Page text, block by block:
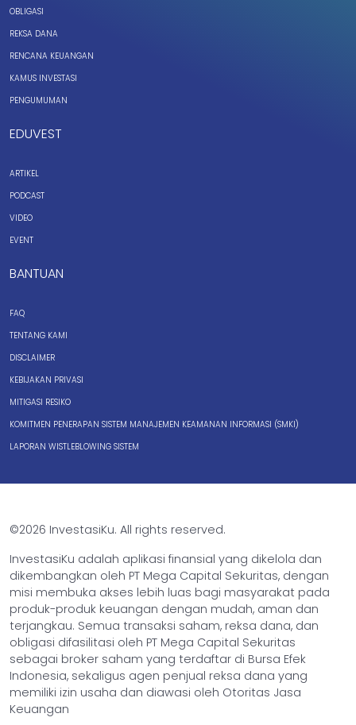
OBLIGASI
REKSA DANA
RENCANA KEUANGAN
KAMUS INVESTASI
PENGUMUMAN
EDUVEST
ARTIKEL
PODCAST
VIDEO
EVENT
BANTUAN
FAQ
TENTANG KAMI
DISCLAIMER
KEBIJAKAN PRIVASI
MITIGASI RESIKO
KOMITMEN PENERAPAN SISTEM MANAJEMEN KEAMANAN INFORMASI (SMKI)
LAPORAN WISTLEBLOWING SISTEM
©2026 InvestasiKu. All rights reserved.
InvestasiKu adalah aplikasi finansial yang dikelola dan
dikembangkan oleh PT Mega Capital Sekuritas, dengan
misi membuka akses lebih luas bagi masyarakat pada
produk-produk keuangan dengan mudah, aman dan
terjangkau. Semua transaksi saham, reksa dana, dan
obligasi difasilitasi oleh PT Mega Capital Sekuritas
sebagai broker saham yang terdaftar di Bursa Efek
Indonesia, sekaligus agen penjual reksa dana yang
memiliki izin usaha dan diawasi oleh Otoritas Jasa
Keuangan